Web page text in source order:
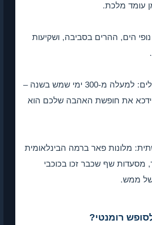
עומד מלכת.
הים, ההרים בסביבה, ושקיעות
שלישית, האקלים: למעלה מ-300 ימי שמש בשנה –
ידכא את חופשת האהבה שלכם הוא
מלונות פאר ברמה הבינלאומית
מסעדות שף שכבר זכו בכוכבי
של ממש.
רומנטי?